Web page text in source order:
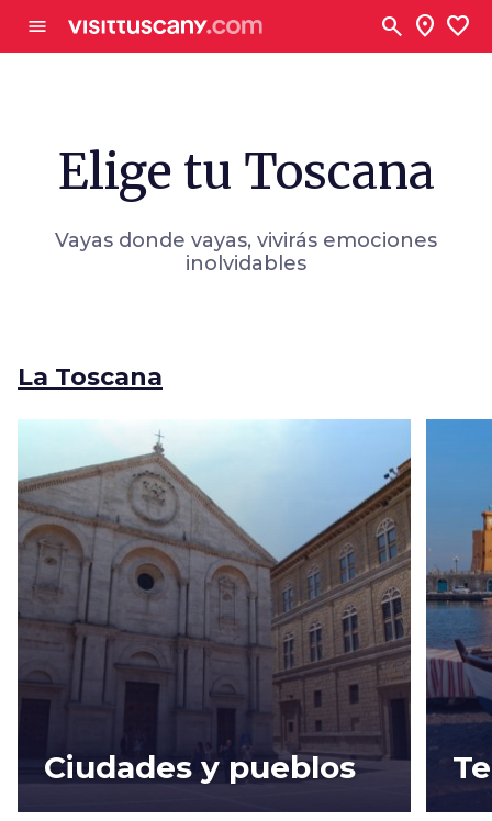
menu search location_on favorite
Elige tu Toscana
Vayas donde vayas, vivirás emociones
inolvidables
La Toscana
Ciudades y pueblos